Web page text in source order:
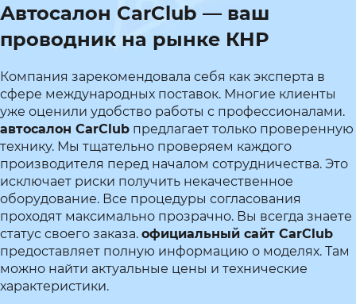
Автосалон CarClub — ваш
проводник на рынке КНР
Компания зарекомендовала себя как эксперта в
сфере международных поставок. Многие клиенты
уже оценили удобство работы с профессионалами.
автосалон CarClub предлагает только проверенную
технику. Мы тщательно проверяем каждого
производителя перед началом сотрудничества. Это
исключает риски получить некачественное
оборудование. Все процедуры согласования
проходят максимально прозрачно. Вы всегда знаете
статус своего заказа. официальный сайт CarClub
предоставляет полную информацию о моделях. Там
можно найти актуальные цены и технические
характеристики.